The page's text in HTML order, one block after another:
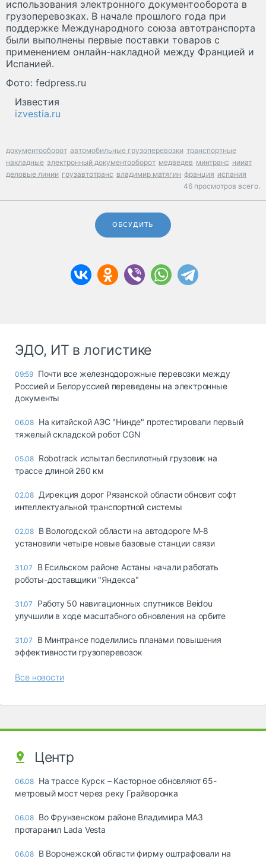
использования электронного документооборота в
грузоперевозках. В начале прошлого года при
поддержке Международного союза автотранспорта
были выполнены первые поставки товаров с
применением онлайн-накладной между Францией и
Испанией.
Фото: fedpress.ru
Известия
izvestia.ru
документооборот автомобильные грузоперевозки транспортные
накладные электронный документооборот медведев минтранс нииат
деловые линии грузавтотранс владимир матягин франция испания
46 просмотров всего.
ОБСУДИТЬ
ЭДО, ИТ в логистике
09:59 Почти все железнодорожные перевозки между
Россией и Белоруссией переведены на электронные
документы
06.08 На китайской АЭС "Нинде" протестировали первый
тяжелый складской робот CGN
05.08 Robotrack испытал беспилотный грузовик на
трассе длиной 260 км
02.08 Дирекция дорог Рязанской области обновит софт
интеллектуальной транспортной системы
02.08 В Вологодской области на автодороге М-8
установили четыре новые базовые станции связи
31.07
В Есильском районе Астаны начали работать
роботы-доставщики "Яндекса"
31.07
Работу 50 навигационных спутников Beidou
улучшили в ходе масштабного обновления на орбите
31.07
В Минтрансе поделились планами повышения
эффективности грузоперевозок
Все новости
Центр
06.08 На трассе Курск – Касторное обновляют 65-
метровый мост через реку Грайворонка
06.08 Во Фрунзенском районе Владимира МАЗ
протаранил Lada Vesta
06.08 В Воронежской области фирму оштрафовали на